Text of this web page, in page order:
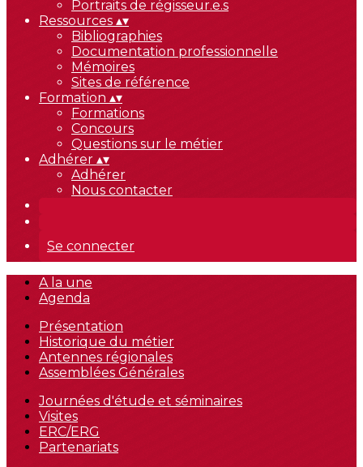
Portraits de régisseur.e.s
Ressources ▴▾
Bibliographies
Documentation professionnelle
Mémoires
Sites de référence
Formation ▴▾
Formations
Concours
Questions sur le métier
Adhérer ▴▾
Adhérer
Nous contacter
Se connecter
A la une
Agenda
Présentation
Historique du métier
Antennes régionales
Assemblées Générales
Journées d'étude et séminaires
Visites
ERC/ERG
Partenariats